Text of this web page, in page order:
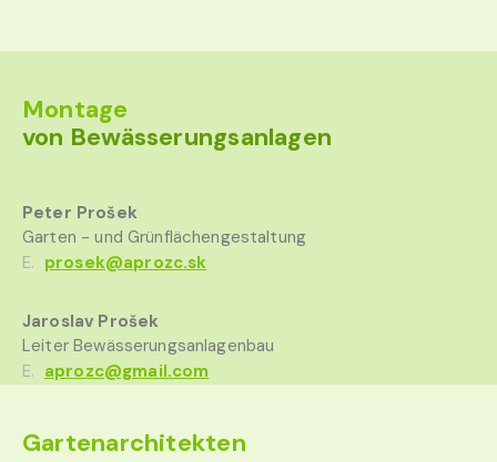
Montage
von Bewässerungsanlagen
Peter Prošek
Garten - und Grünflächengestaltung
E. prosek@aprozc.sk
Jaroslav Prošek
Leiter Bewässerungsanlagenbau
E. aprozc@gmail.com
Gartenarchitekten